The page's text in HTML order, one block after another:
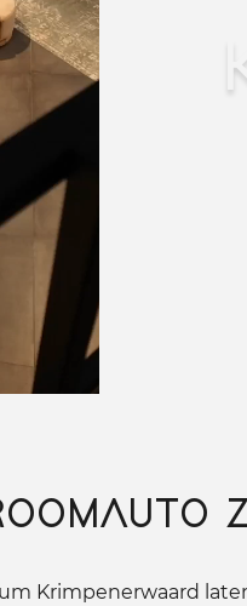
Krimpenerwaard